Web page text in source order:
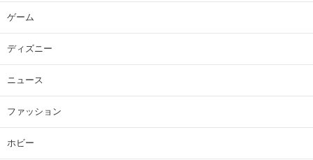
ゲーム
ディズニー
ニュース
ファッション
ホビー